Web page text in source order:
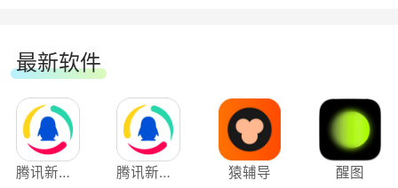
最新软件
腾讯新闻应用电脑版 腾讯新闻电脑版 猿辅导 醒图